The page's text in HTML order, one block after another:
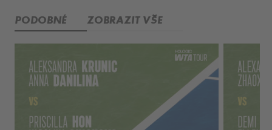
PODOBNÉ ZOBRAZIT VŠE